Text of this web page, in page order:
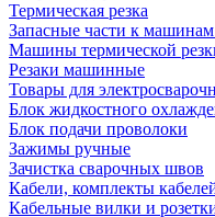
Термическая резка
Запасные части к машинам
Машины термической
Резаки машинные
Товары для
Блок жидкостного
Блок подачи проволоки
Зажимы ручные
Зачистка сварочных швов
Кабели, комплекты
Кабельные вилки и